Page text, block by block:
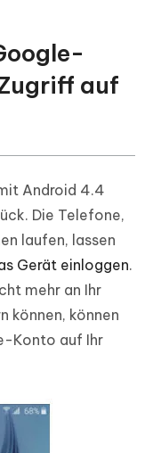
auf
Android 4.4
Die Telefone,
laufen, lassen
Gerät einloggen.
mehr an Ihr
können, können
Konto auf Ihr